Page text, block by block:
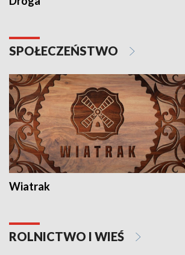
SPOŁECZEŃSTWO
Wiatrak
ROLNICTWO I WIEŚ